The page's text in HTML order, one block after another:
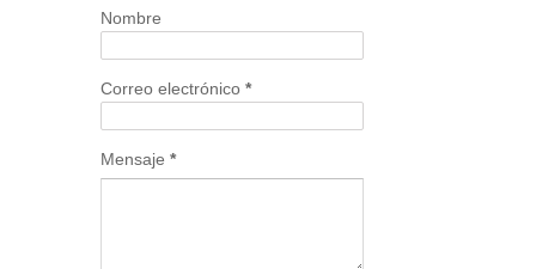
Nombre
Correo electrónico *
Mensaje *